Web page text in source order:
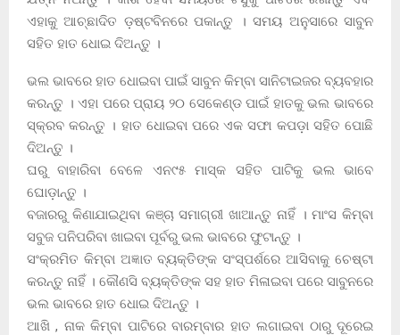
ଏହାକୁ ଆଚ୍ଛାଦିତ ଡ଼ଷ୍ଟବିନରେ ପକାନ୍ତୁ । ସମୟ ଅନୁସାରେ ସାବୁନ
ସହିତ ହାତ ଧୋଇ ଦିଅନ୍ତୁ ।
ଭଲ ଭାବରେ ହାତ ଧୋଇବା ପାଇଁ ସାବୁନ କିମ୍ବା ସାନିଟାଇଜର ବ୍ୟବହାର
କରନ୍ତୁ । ଏହା ପରେ ପ୍ରାୟ ୨୦ ସେକେଣ୍ଡ ପାଇଁ ହାତକୁ ଭଲ ଭାବରେ
ସ୍କ୍ରବ କରନ୍ତୁ । ହାତ ଧୋଇବା ପରେ ଏକ ସଫା କପଡ଼ା ସହିତ ପୋଛି
ଦିଅନ୍ତୁ ।
ଘରୁ ବାହାରିବା ବେଳେ ଏନ୯୫ ମାସ୍କ ସହିତ ପାଟିକୁ ଭଲ ଭାବେ
ଘୋଡ଼ାନ୍ତୁ ।
ବଜାରରୁ କିଣାଯାଇଥିବା କଞ୍ଚା ସମାଗ୍ରୀ ଖାଆନ୍ତୁ ନାହିଁ । ମାଂସ କିମ୍ବା
ସବୁଜ ପନିପରିବା ଖାଇବା ପୂର୍ବରୁ ଭଲ ଭାବରେ ଫୁଟାନ୍ତୁ ।
ସଂକ୍ରମିତ କିମ୍ବା ଅଜ୍ଞାତ ବ୍ୟକ୍ତିଙ୍କ ସଂସ୍ପର୍ଶରେ ଆସିବାକୁ ଚେଷ୍ଟା
କରନ୍ତୁ ନାହିଁ । କୌଣସି ବ୍ୟକ୍ତିଙ୍କ ସହ ହାତ ମିଳାଇବା ପରେ ସାବୁନରେ
ଭଲ ଭାବରେ ହାତ ଧୋଇ ଦିଅନ୍ତୁ ।
ଆଖି , ନାକ କିମ୍ବା ପାଟିରେ ବାରମ୍ବାର ହାତ ଲଗାଇବା ଠାରୁ ଦୂରେଇ